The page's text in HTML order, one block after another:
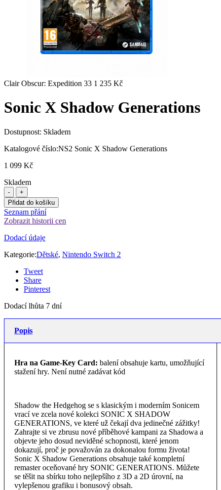
Clair Obscur: Expedition 33 1 235 Kč
Sonic X Shadow Generations
Dostupnost: Skladem
Katalogové číslo:NS2 Sonic X Shadow Generations
1 099 Kč
Skladem
Přidat do košíku
Seznam přání
Zobrazit historii cen
Dodací údaje
Kategorie:Dětské, Nintendo Switch 2
Tweet
Share
Pinterest
Dodací lhůta 7 dní
Popis
Hra na Game-Key Card: balení obsahuje kartu, umožňující
stažení hry. Není nutné zadávat kód
Shadow the Hedgehog se s klasickým i moderním Sonicem
vrací ve zcela nové kolekci SONIC X SHADOW
GENERATIONS, ve které už čekají dva jedinečné zážitky!
Zahrajte si ve zbrusu nové příběhové kampani za Shadowa a
objevte jeho dosud neviděné schopnosti, které jenom
dokazují, proč je považován za dokonalou formu života!
Sonic X Shadow Generations obsahuje také kompletní
remaster oceňované hry SONIC GENERATIONS. Můžete
se těšit na sbírku toho nejlepšího z 3D a 2D úrovní, na
vylepšenou grafiku i bonusový obsah.